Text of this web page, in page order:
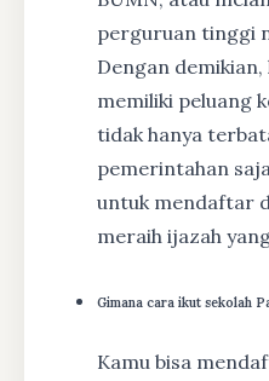
perguruan tinggi
Dengan demikian,
memiliki peluang
tidak hanya
pemerintahan
untuk mendaftar
meraih ijazah
Gimana cara ikut sekolah
Kamu bisa